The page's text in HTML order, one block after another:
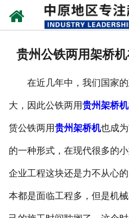
贵州公铁两用架桥
在近几年中，我们国家的
大，因此公铁两用贵州架桥机
赁公铁两用贵州架桥机也成
的一种形式，在现代很多的
企业工程这块还是力不从心
本都是面临工程多，但是机